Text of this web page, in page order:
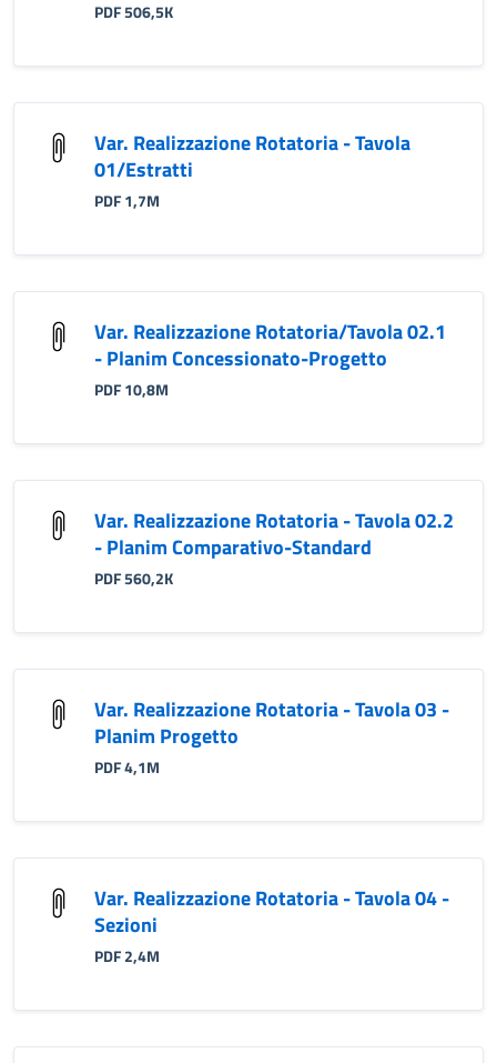
PDF 506,5K
Var. Realizzazione Rotatoria - Tavola
01/Estratti
PDF 1,7M
Var. Realizzazione Rotatoria/Tavola 02.1
- Planim Concessionato-Progetto
PDF 10,8M
Var. Realizzazione Rotatoria - Tavola 02.2
- Planim Comparativo-Standard
PDF 560,2K
Var. Realizzazione Rotatoria - Tavola 03 -
Planim Progetto
PDF 4,1M
Var. Realizzazione Rotatoria - Tavola 04 -
Sezioni
PDF 2,4M